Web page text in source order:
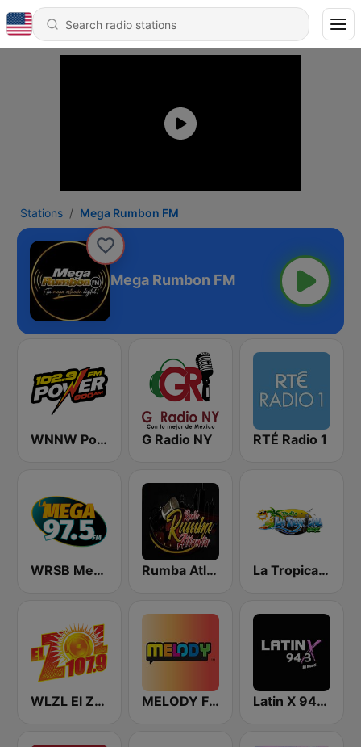
Stations Mega Rumbon FM
Mega Rumbon FM
WNNW Power 800 AM - 102.9 FM G Radio NY RTÉ Radio 1
WRSB Mega 97.5 Rumba Atlanta La Tropical MX
WLZL El Zol 107.9 FM MELODY FM Latin X 94.3 FM